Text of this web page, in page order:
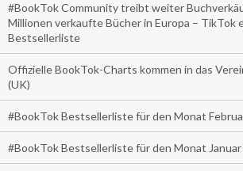
#BookTok Community treibt weiter
Millionen verkaufte Bücher in Europa – TikTok
Bestsellerliste
Offizielle BookTok-Charts kommen in das
(UK)
#BookTok Bestsellerliste für den Monat
#BookTok Bestsellerliste für den Monat